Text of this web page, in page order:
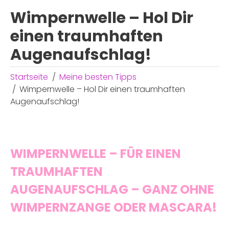
Wimpernwelle – Hol Dir
einen traumhaften
Augenaufschlag!
Startseite
Meine besten Tipps
Wimpernwelle – Hol Dir einen traumhaften
Augenaufschlag!
WIMPERNWELLE – FÜR EINEN
TRAUMHAFTEN
AUGENAUFSCHLAG – GANZ OHNE
WIMPERNZANGE ODER MASCARA!